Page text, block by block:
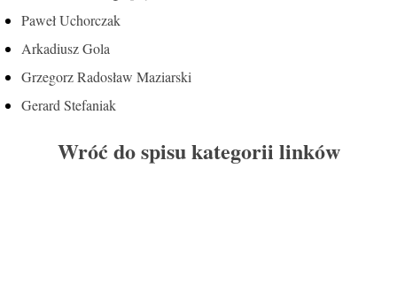
Paweł Uchorczak
Arkadiusz Gola
Grzegorz Radosław Maziarski
Gerard Stefaniak
Wróć do spisu kategorii linków